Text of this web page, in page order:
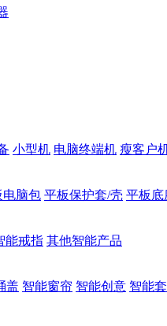
小型机 电脑终端机 瘦客户
电脑包 平板保护套/壳 平板底
能戒指 其他智能产品
盖 智能窗帘 智能创意 智能